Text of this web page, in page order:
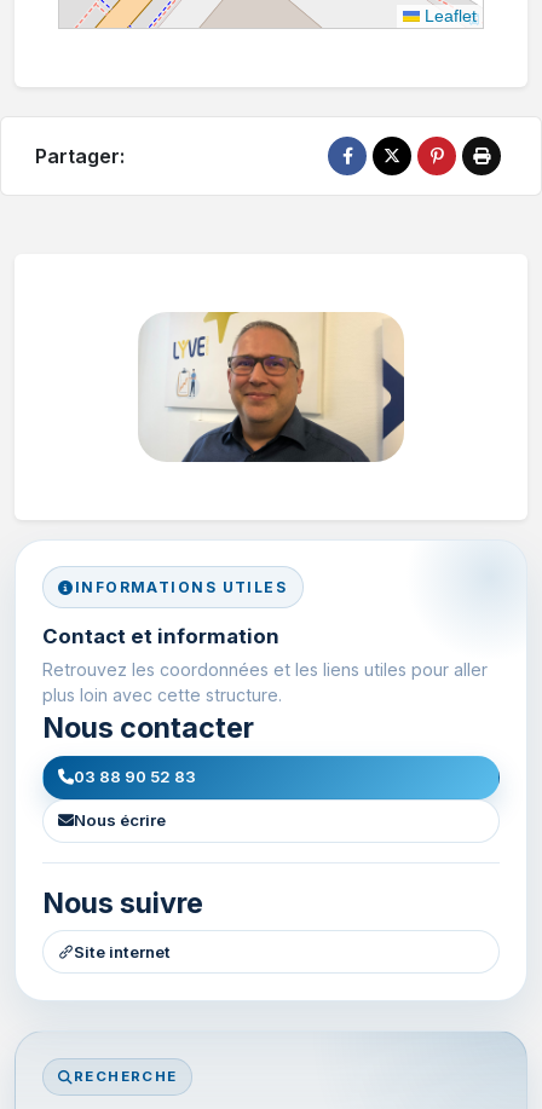
Leaflet
Partager:
INFORMATIONS UTILES
Contact et information
Retrouvez les coordonnées et les liens utiles pour aller
plus loin avec cette structure.
Nous contacter
03 88 90 52 83
Nous écrire
Nous suivre
Site internet
RECHERCHE